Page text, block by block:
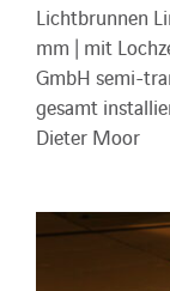
Lichtbrunnen
mm | mit
GmbH semi-
gesamt
Dieter Moor